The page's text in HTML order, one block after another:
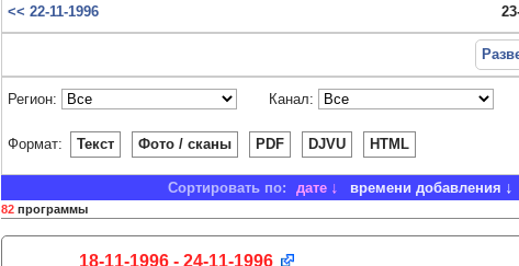
<< 22-11-1996
Регион: Канал:
Формат: Текст Фото / сканы PDF DJVU HTML
Сортировать по: дате времени добавления
82 программы
18-11-1996 - 24-11-1996